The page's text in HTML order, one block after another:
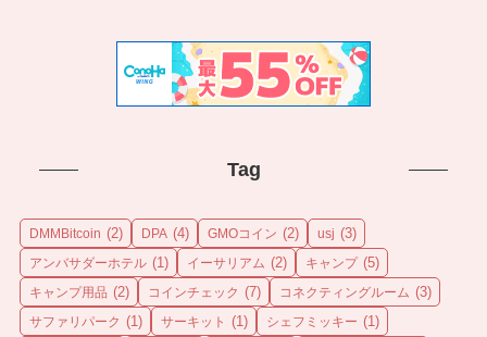
Tag
DMMBitcoin (2) DPA (4) GMOコイン (2) usj (3)
アンバサダーホテル (1) イーサリアム (2) キャンプ(5)
キャンプ用品 (2) コインチェック (7) コネクティングルーム (3)
サファリパーク (1) サーキット (1) シェフミッキー (1)